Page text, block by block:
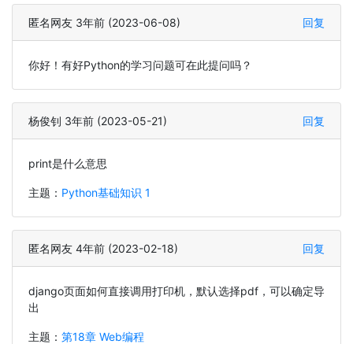
匿名网友 3年前 (2023-06-08) 回复
你好！有好Python的学习问题可在此提问吗？
杨俊钊 3年前 (2023-05-21) 回复
print是什么意思
主题： Python基础知识 1
匿名网友 4年前 (2023-02-18) 回复
django页面如何直接调用打印机，默认选择pdf，可以确定导
出
主题： 第18章 Web编程